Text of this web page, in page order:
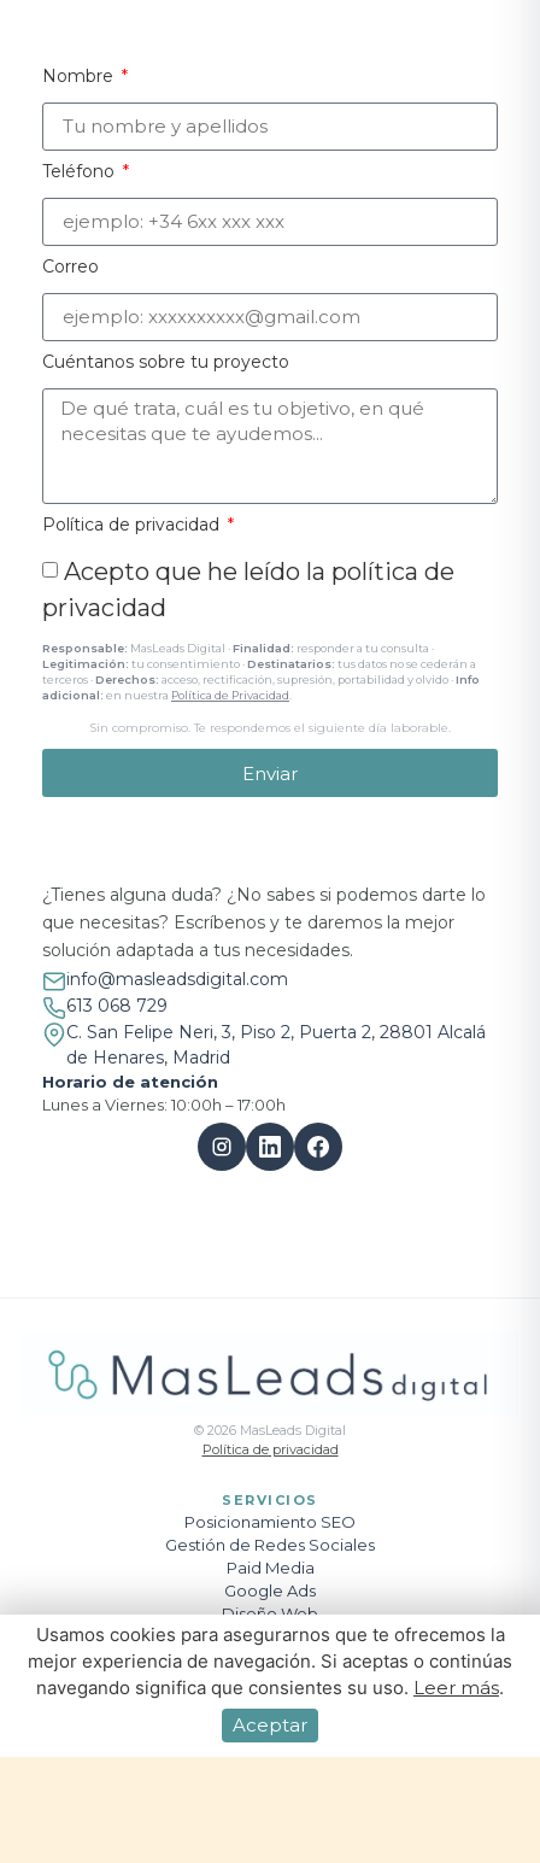
Nombre
Teléfono
Correo
Cuéntanos sobre tu proyecto
Política de privacidad
Acepto que he leído la política de
privacidad
Responsable: MasLeads Digital ·Finalidad: responder a tu consulta ·
Legitimación: tu consentimiento ·Destinatarios: tus datos no se cederán a
terceros ·Derechos: acceso, rectificación, supresión, portabilidad y olvido ·Info
adicional: en nuestra Política de Privacidad
Sin compromiso. Te respondemos el siguiente día laborable.
Enviar
¿Tienes alguna duda? ¿No sabes si podemos darte lo
que necesitas? Escríbenos y te daremos la mejor
solución adaptada a tus necesidades.
info@masleadsdigital.com
613 068 729
C. San Felipe Neri, 3, Piso 2, Puerta 2, 28801 Alcalá
de Henares, Madrid
Horario de atención
Lunes a Viernes: 10:00h – 17:00h
© 2026 MasLeads Digital
Política de privacidad
SERVICIOS
Posicionamiento SEO
Gestión de Redes Sociales
Paid Media
Google Ads
Diseño Web
Creación de Contenido
Usamos cookies para asegurarnos que te ofrecemos la
mejor experiencia de navegación. Si aceptas o continúas
navegando significa que consientes su uso. Leer más.
Aceptar